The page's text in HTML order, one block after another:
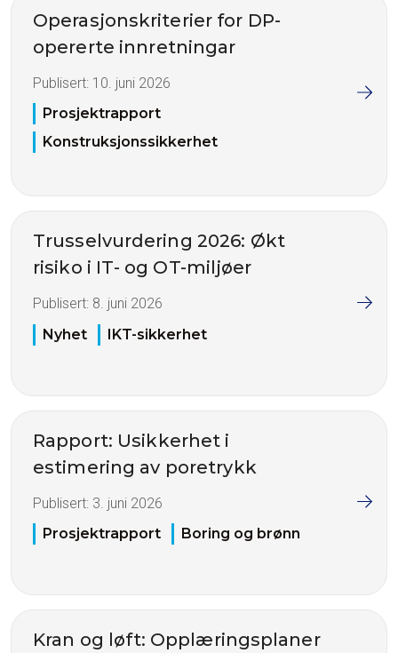
Operasjonskriterier for DP-
opererte innretningar
Publisert: 10. juni 2026
Prosjektrapport
Konstruksjonssikkerhet
Trusselvurdering 2026: Økt
risiko i IT- og OT-miljøer
Publisert: 8. juni 2026
Nyhet
IKT-sikkerhet
Rapport: Usikkerhet i
estimering av poretrykk
Publisert: 3. juni 2026
Prosjektrapport
Boring og brønn
Kran og løft: Opplæringsplaner